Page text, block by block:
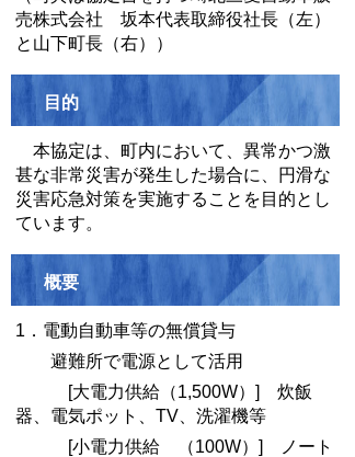
売株式会社 坂本代表取締役社長（左）
と山下町長（右））
目的
本協定は、町内において、異常かつ激
甚な非常災害が発生した場合に、円滑な
災害応急対策を実施することを目的とし
ています。
概要
1．電動自動車等の無償貸与
避難所で電源として活用
[大電力供給（1,500W）] 炊飯
器、電気ポット、TV、洗濯機等
[小電力供給 （100W）] ノート